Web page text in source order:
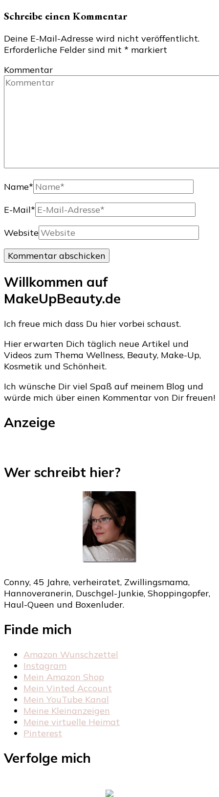
Schreibe einen Kommentar
Deine E-Mail-Adresse wird nicht veröffentlicht.
Erforderliche Felder sind mit * markiert
Kommentar
Name*
E-Mail*
Website
Willkommen auf
MakeUpBeauty.de
Ich freue mich dass Du hier vorbei schaust.
Hier erwarten Dich täglich neue Artikel und
Videos zum Thema Wellness, Beauty, Make-Up,
Kosmetik und Schönheit.
Ich wünsche Dir viel Spaß auf meinem Blog und
würde mich über einen Kommentar von Dir freuen!
Anzeige
Wer schreibt hier?
Conny, 45 Jahre, verheiratet, Zwillingsmama,
Hannoveranerin, Duschgel-Junkie, Shoppingopfer,
Haul-Queen und Boxenluder.
Finde mich
Amazon Wunschzettel
Instagram
Mein Amazon Shop
Mein Vinted Account
Mein YouTube Kanal
Meine Kleinanzeigen
Meine virtuelle Heimat
Pinterest
Verfolge mich